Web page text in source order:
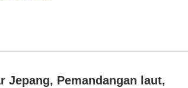
Jepang, Pemandangan laut,